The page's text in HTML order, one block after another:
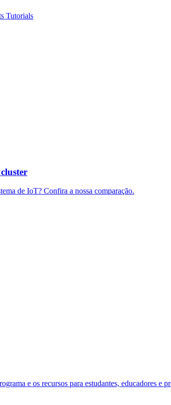
Tutorials
de IoT? Confira a nossa comparação.
e os recursos para estudantes, educadores e